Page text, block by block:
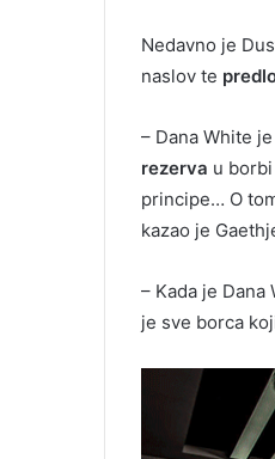
Nedavno je
naslov te
– Dana White
rezerva u
principe… O
kazao je
– Kada je
je sve borca